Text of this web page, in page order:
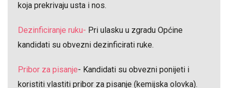
koja prekrivaju usta i nos.
Dezinficiranje ruku- Pri ulasku u zgradu Općine
kandidati su obvezni dezinficirati ruke.
Pribor za pisanje- Kandidati su obvezni ponijeti i
koristiti vlastiti pribor za pisanje (kemijska olovka).